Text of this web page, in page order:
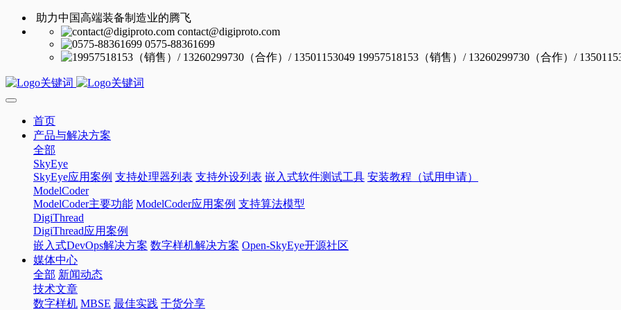
助力中国高端装备制造业的腾飞
contact@digiproto.com
0575-88361699
19957518153（销售）/ 13260299730（合作）/
首页
产品与解决方案
全部
SkyEye
SkyEye应用案例 支持处理器列表 支持外设列表 嵌入式软件测试工具 安装教程（试用申请）
ModelCoder
ModelCoder主要功能 ModelCoder应用案例 支持算法模型
DigiThread
DigiThread应用案例
嵌入式DevOps解决方案 数字样机解决方案 Open-SkyEye开源社区
媒体中心
全部 新闻动态
技术文章
数字样机 MBSE 最佳实践 干货分享